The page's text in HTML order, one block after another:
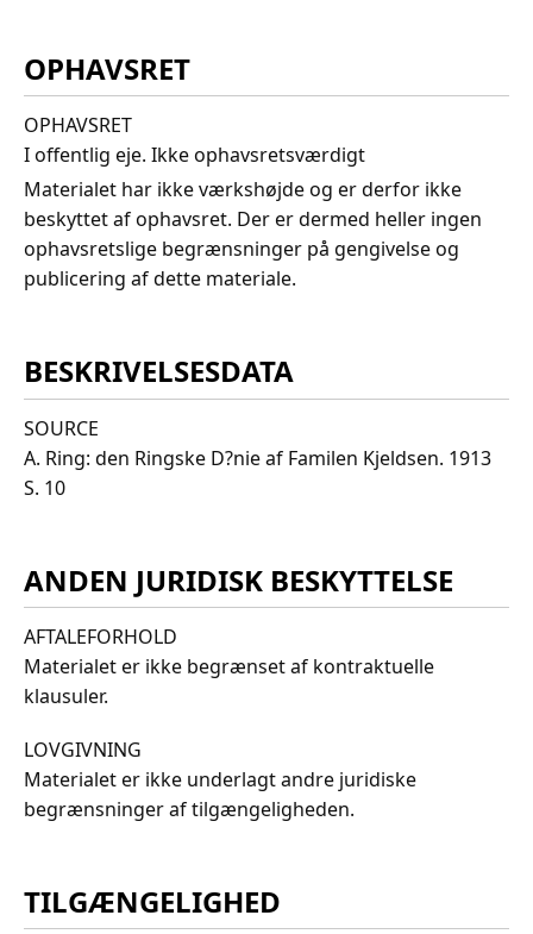
OPHAVSRET
OPHAVSRET
I offentlig eje. Ikke ophavsretsværdigt
Materialet har ikke værkshøjde og er derfor ikke
beskyttet af ophavsret. Der er dermed heller ingen
ophavsretslige begrænsninger på gengivelse og
publicering af dette materiale.
BESKRIVELSESDATA
SOURCE
A. Ring: den Ringske D?nie af Familen Kjeldsen. 1913
S. 10
ANDEN JURIDISK BESKYTTELSE
AFTALEFORHOLD
Materialet er ikke begrænset af kontraktuelle
klausuler.
LOVGIVNING
Materialet er ikke underlagt andre juridiske
begrænsninger af tilgængeligheden.
TILGÆNGELIGHED